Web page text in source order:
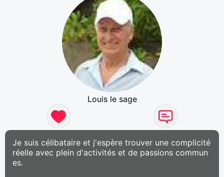
Louis le sage
Je suis célibataire et j'espère trouver une complicité
réelle avec plein d'activités et de passions commun
es.